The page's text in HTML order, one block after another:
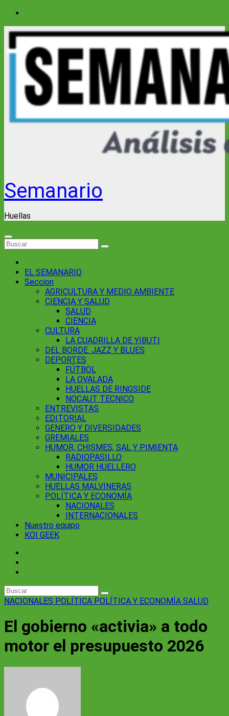
Saltar
contenido
Semanario
Huellas
EL SEMANARIO
Seccion
AGRICULTURA Y MEDIO AMBIENTE
CIENCIA Y SALUD
SALUD
CIENCIA
CULTURA
LA CUADRILLA DE YIBUTI
DEL BORDE. JAZZ Y BLUES
DEPORTES
FÚTBOL
LA OVALADA
HUELLAS DE RINGSIDE
NOCAUT TECNICO
ENTREVISTAS
EDITORIAL
GENERO Y DIVERSIDADES
GREMIALES
HUMOR, CHISMES, SAL Y PIMIENTA
RADIOPASILLO
HUMOR HUELLERO
MUNICIPALES
HUELLAS MALVINERAS
POLÍTICA Y ECONOMÍA
NACIONALES
INTERNACIONALES
Nuestro equipo
KOI GEEK
NACIONALES POLÍTICA POLÍTICA Y ECONOMÍA SALUD
El gobierno «activia» a todo
motor el presupuesto 2026